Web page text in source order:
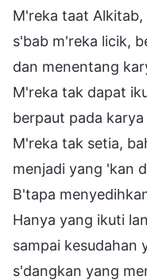
M'reka taat
s'bab m'reka licik,
dan menentang
M'reka tak dapat
berpaut pada karya
M'reka tak setia,
menjadi yang 'kan
B'tapa
Hanya yang ikuti
sampai kesudahan
s'dangkan yang